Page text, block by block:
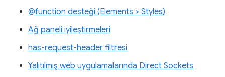
@function desteği (Elements > Styles)
Ağ paneli iyileştirmeleri
has-request-header filtresi
Yalıtılmış web uygulamalarında Direct Sockets